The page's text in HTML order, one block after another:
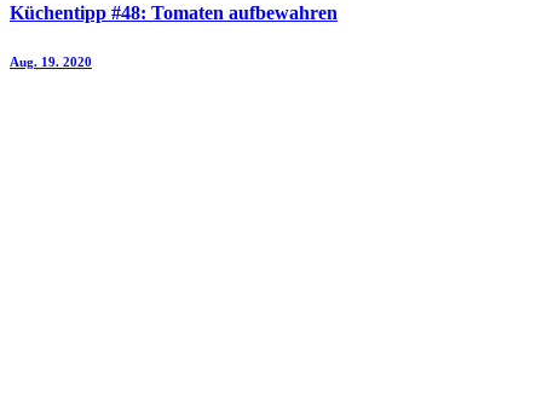
Küchentipp #48: Tomaten aufbewahren
Aug. 19. 2020